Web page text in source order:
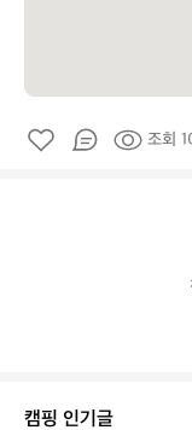
조회
캠핑 인기글